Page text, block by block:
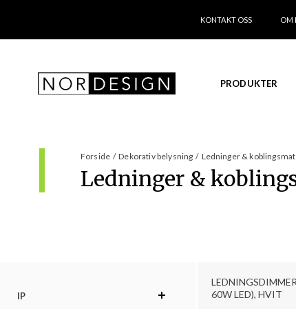
KONTAKT OSS OM
PRODUKTER
Forside / Dekorativ belysning / Ledninger &
Ledninger &
IP
60W LED), HVIT